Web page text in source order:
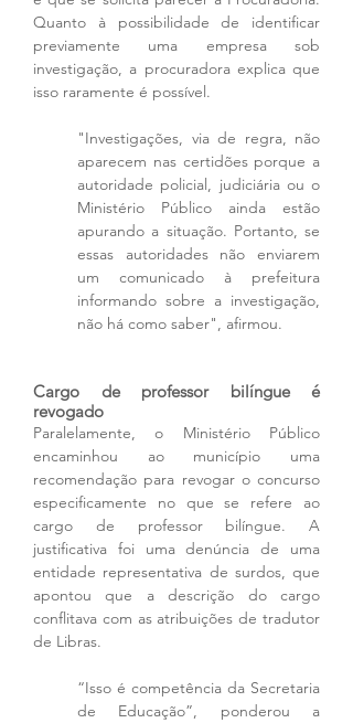
Quanto à possibilidade de identificar
previamente uma empresa sob
investigação, a procuradora explica que
isso raramente é possível.
"Investigações, via de regra, não
aparecem nas certidões porque a
autoridade policial, judiciária ou o
Ministério Público ainda estão
apurando a situação. Portanto, se
essas autoridades não enviarem
um comunicado à prefeitura
informando sobre a investigação,
não há como saber", afirmou.
Cargo de professor bilíngue é
revogado
Paralelamente, o Ministério Público
encaminhou ao município uma
recomendação para revogar o concurso
especificamente no que se refere ao
cargo de professor bilíngue. A
justificativa foi uma denúncia de uma
entidade representativa de surdos, que
apontou que a descrição do cargo
conflitava com as atribuições de tradutor
de Libras.
“Isso é competência da Secretaria
de Educação”, ponderou a